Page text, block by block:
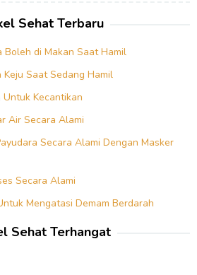
Sehat Terbaru
Boleh di Makan Saat Hamil
Saat Sedang Hamil
Kecantikan
Air Secara Alami
Secara Alami Dengan Masker
Secara Alami
Mengatasi Demam Berdarah
Sehat Terhangat